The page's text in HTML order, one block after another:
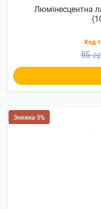
Люмінесцентна
Код
85
Знижка 5%